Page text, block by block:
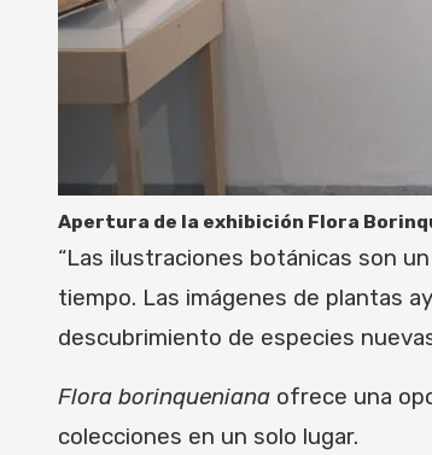
Apertura de la exhibición Flora
“Las ilustraciones botánicas son
tiempo. Las imágenes de plantas
descubrimiento de especies
Flora borinqueniana ofrece una
colecciones en un solo lugar.